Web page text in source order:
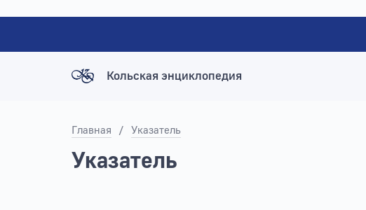
Кольская энциклопедия
Главная / Указатель
Указатель